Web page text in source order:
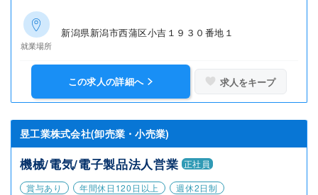
就業場所
新潟県新潟市西蒲区小吉１９３０番地１
この求人の詳細へ 求人をキープ
昱工業株式会社(卸売業・小売業)
機械/電気/電子製品法人営業 正社員
賞与あり
年間休日120日以上
週休2日制